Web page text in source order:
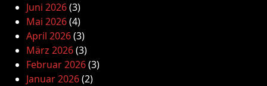
Juni 2026(3)
Mai 2026(4)
April 2026(3)
März 2026(3)
Februar 2026(3)
Januar 2026(2)